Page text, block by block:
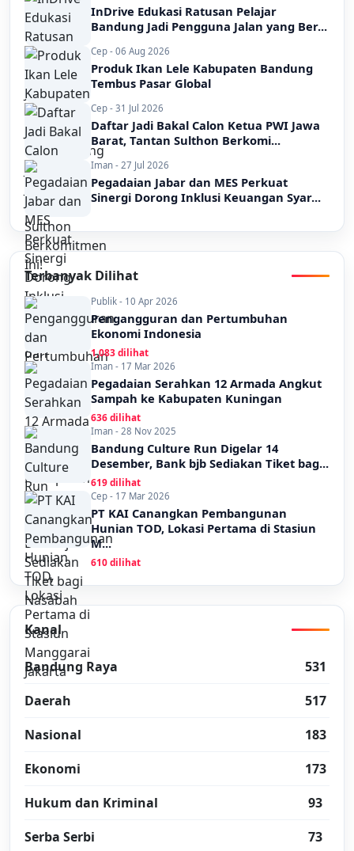
InDrive Edukasi Ratusan Pelajar
Bandung Jadi Pengguna Jalan yang Ber...
Cep - 06 Aug 2026
Produk Ikan Lele Kabupaten Bandung
Tembus Pasar Global
Cep - 31 Jul 2026
Daftar Jadi Bakal Calon Ketua PWI Jawa
Barat, Tantan Sulthon Berkomi...
Iman - 27 Jul 2026
Pegadaian Jabar dan MES Perkuat
Sinergi Dorong Inklusi Keuangan Syar...
Terbanyak Dilihat
Publik - 10 Apr 2026
Pengangguran dan Pertumbuhan
Ekonomi Indonesia
1,083 dilihat
Iman - 17 Mar 2026
Pegadaian Serahkan 12 Armada Angkut
Sampah ke Kabupaten Kuningan
636 dilihat
Iman - 28 Nov 2025
Bandung Culture Run Digelar 14
Desember, Bank bjb Sediakan Tiket bag...
619 dilihat
Cep - 17 Mar 2026
PT KAI Canangkan Pembangunan
Hunian TOD, Lokasi Pertama di Stasiun
M...
610 dilihat
Kanal
Bandung Raya
531
Daerah
517
Nasional
183
Ekonomi
173
Hukum dan Kriminal
93
Serba Serbi
73